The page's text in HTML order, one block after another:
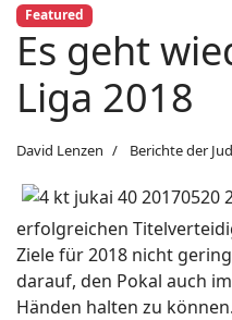
Featured
Es geht
Liga 2018
David Lenzen Berichte der
erfolgreichen
Ziele für 2018 nicht
darauf, den Pokal auch
Händen halten zu können.